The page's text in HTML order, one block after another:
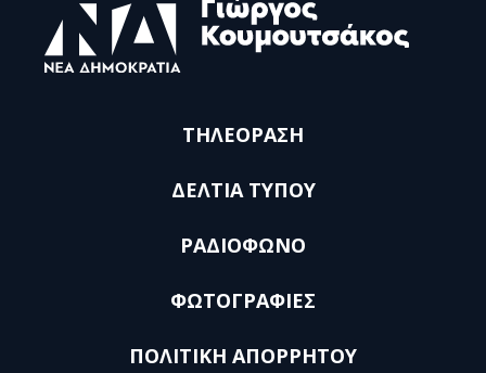
ΤΗΛΕΟΡΑΣΗ
ΔΕΛΤΙΑ ΤΥΠΟΥ
ΡΑΔΙΟΦΩΝΟ
ΦΩΤΟΓΡΑΦΙΕΣ
ΠΟΛΙΤΙΚΗ ΑΠΟΡΡΗΤΟΥ